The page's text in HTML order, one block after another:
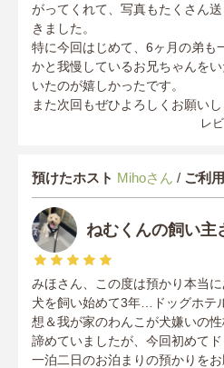
がってくれて、写真もたくさん
きました。
特に今回はじめて、6ヶ月の弟も
かと我慢しているお兄ちゃんを
いたのが嬉しかったです。
また次回もぜひよろしくお願いし
レ
預けたホスト Mihoさん / ご利
ねむくんの飼い主
みほさん、この度は預かり本当に
犬を飼い始めて3年…ドッグホテ
想＆我が家のわんこが犬嫌いの
諦めていましたが、今回初めてド
一泊二日のお泊まりの預かりを